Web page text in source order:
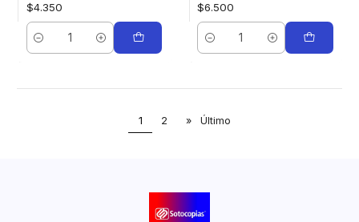
$4.350
Cantidad
$6.500
Cantidad
1 2 » Último